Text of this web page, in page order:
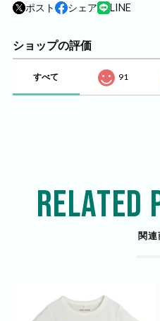
ポスト シェア LINE
ショップの評価
すべて 91
RELATED
関連